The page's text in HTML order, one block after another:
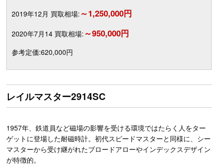
2019年12月 買取相場: ～1,250,000円
2020年7月14 買取相場: ～950,000円
参考定価:620,000円
レイルマスター2914SC
1957年、鉄道員など磁場の影響を受ける環境ではたらく人をター
ゲットに登場した耐磁時計。初代スピードマスターと同様に、シー
マスターから受け継がれたブロードアローやインデックスデザイン
が特徴的。